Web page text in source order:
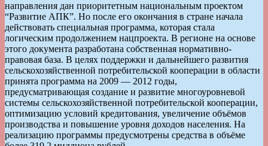
направления дан приоритетным национальным проектом
“Развитие АПК”. Но после его окончания в стране начала
действовать специальная программа, которая стала
логическим продолжением нацпроекта. В регионе на основе
этого документа разработана собственная нормативно-
правовая база. В целях поддержки и дальнейшего развития
сельскохозяйственной потребительской кооперации в области
принята программа на 2009 — 2012 годы,
предусматривающая создание и развитие многоуровневой
системы сельскохозяйственной потребительской кооперации,
оптимизацию условий кредитования, увеличение объёмов
производства и повышение уровня доходов населения. На
реализацию программы предусмотрены средства в объёме